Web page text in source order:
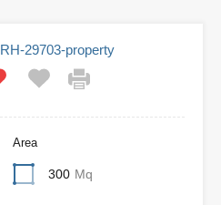
RH-29703-property
Area
300 Mq